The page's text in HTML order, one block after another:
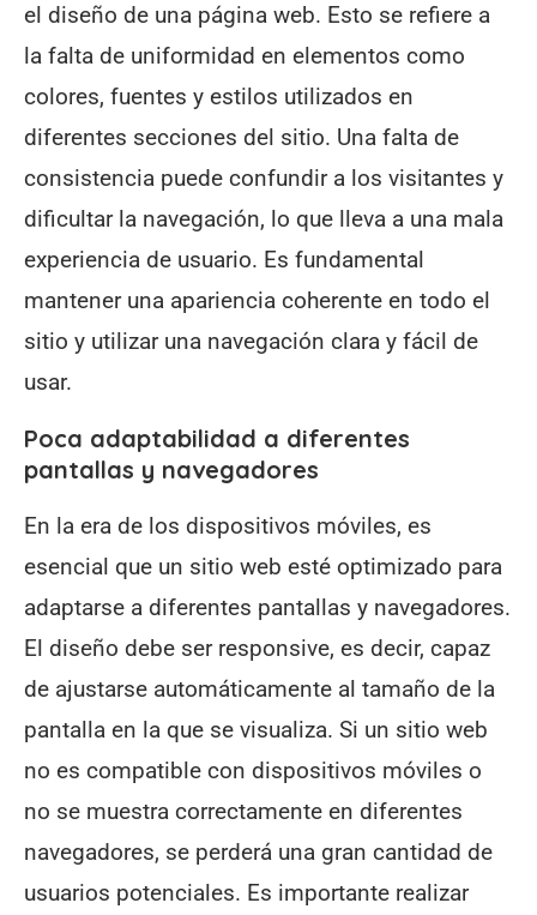
el diseño de una página web. Esto se refiere a
la falta de uniformidad en elementos como
colores, fuentes y estilos utilizados en
diferentes secciones del sitio. Una falta de
consistencia puede confundir a los visitantes y
dificultar la navegación, lo que lleva a una mala
experiencia de usuario. Es fundamental
mantener una apariencia coherente en todo el
sitio y utilizar una navegación clara y fácil de
usar.
Poca adaptabilidad a diferentes
pantallas y navegadores
En la era de los dispositivos móviles, es
esencial que un sitio web esté optimizado para
adaptarse a diferentes pantallas y navegadores.
El diseño debe ser responsive, es decir, capaz
de ajustarse automáticamente al tamaño de la
pantalla en la que se visualiza. Si un sitio web
no es compatible con dispositivos móviles o
no se muestra correctamente en diferentes
navegadores, se perderá una gran cantidad de
usuarios potenciales. Es importante realizar